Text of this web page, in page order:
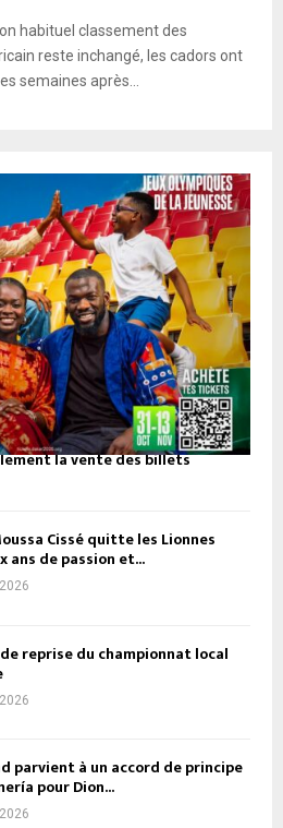
habituel classement des
reste inchangé, les cadors ont
semaines après...
la vente des billets
Cissé quitte les Lionnes
ans de passion et...
reprise du championnat local
parvient à un accord de principe
pour Dion...